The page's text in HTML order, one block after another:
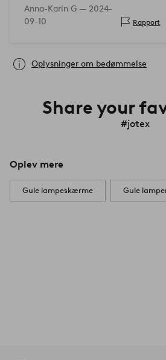
Anna-Karin G — 2024-
09-10
Rapport
Oplysninger om bedømmelse
Share your
#jotex
Oplev mere
Gule lampeskærme Gule